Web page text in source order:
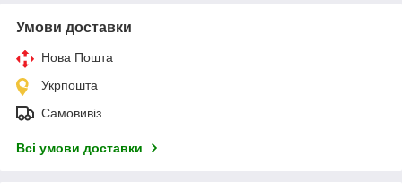
Умови доставки
Нова Пошта
Укрпошта
Самовивіз
Всі умови доставки